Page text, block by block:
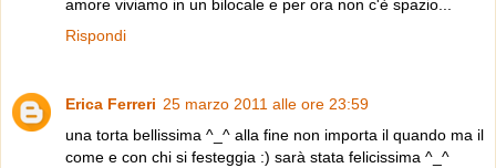
amore viviamo in un bilocale e per ora non c'è spazio...
Rispondi
Erica Ferreri 25 marzo 2011 alle ore 23:59
una torta bellissima ^_^ alla fine non importa il quando ma il
come e con chi si festeggia :) sarà stata felicissima ^_^